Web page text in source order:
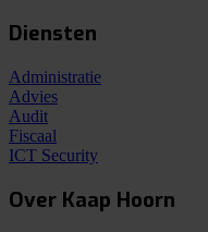
Diensten
Administratie
Advies
Audit
Fiscaal
ICT Security
Over Kaap Hoorn